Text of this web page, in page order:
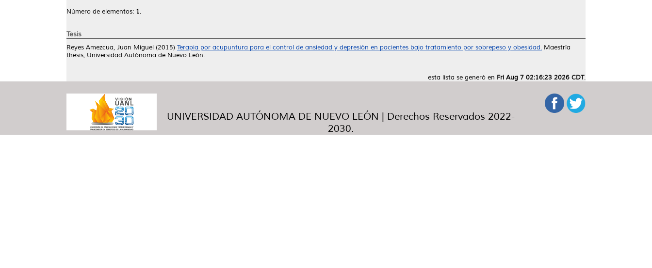
Número de elementos: 1.
Tesis
Reyes Amezcua, Juan Miguel (2015) Terapia por acupuntura para el control de ansiedad y depresión en pacientes bajo tratamiento por sobrepeso y obesidad. Maestría
thesis, Universidad Autónoma de Nuevo León.
esta lista se generó en Fri Aug 7 02:16:23 2026 CDT.
UNIVERSIDAD AUTÓNOMA DE NUEVO LEÓN | Derechos Reservados 2022-
2030.